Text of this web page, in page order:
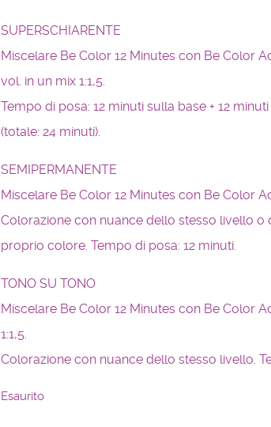
SUPERSCHIARENTE
Miscelare Be Color 12 Minutes con Be Color
vol. in un mix 1:1,5.
Tempo di posa: 12 minuti sulla base + 12
(totale: 24 minuti).
SEMIPERMANENTE
Miscelare Be Color 12 Minutes con Be Color
Colorazione con nuance dello stesso livello o
proprio colore. Tempo di posa: 12 minuti.
TONO SU TONO
Miscelare Be Color 12 Minutes con Be Color
1:1,5.
Colorazione con nuance dello stesso livello.
Esaurito